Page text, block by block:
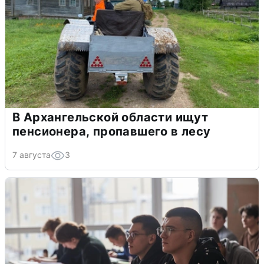
В Архангельской области ищут
пенсионера, пропавшего в лесу
7 августа 3